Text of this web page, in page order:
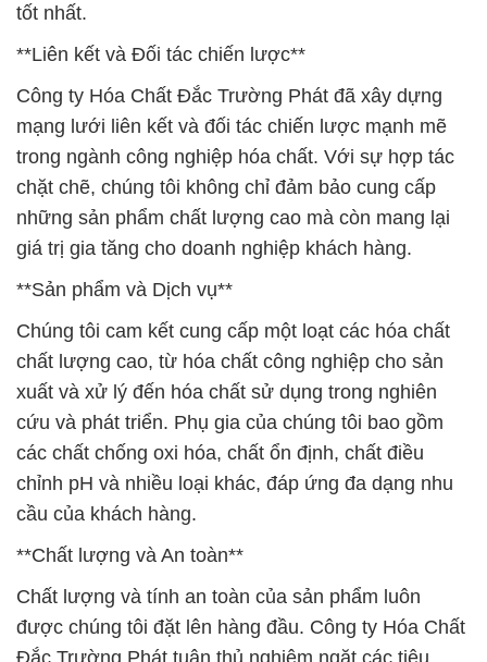
tốt nhất.
**Liên kết và Đối tác chiến lược**
Công ty Hóa Chất Đắc Trường Phát đã xây dựng
mạng lưới liên kết và đối tác chiến lược mạnh mẽ
trong ngành công nghiệp hóa chất. Với sự hợp tác
chặt chẽ, chúng tôi không chỉ đảm bảo cung cấp
những sản phẩm chất lượng cao mà còn mang lại
giá trị gia tăng cho doanh nghiệp khách hàng.
**Sản phẩm và Dịch vụ**
Chúng tôi cam kết cung cấp một loạt các hóa chất
chất lượng cao, từ hóa chất công nghiệp cho sản
xuất và xử lý đến hóa chất sử dụng trong nghiên
cứu và phát triển. Phụ gia của chúng tôi bao gồm
các chất chống oxi hóa, chất ổn định, chất điều
chỉnh pH và nhiều loại khác, đáp ứng đa dạng nhu
cầu của khách hàng.
**Chất lượng và An toàn**
Chất lượng và tính an toàn của sản phẩm luôn
được chúng tôi đặt lên hàng đầu. Công ty Hóa Chất